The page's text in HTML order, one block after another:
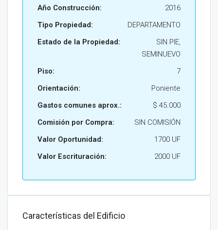
Año Construcción:
2016
Tipo Propiedad:
DEPARTAMENTO
Estado de la Propiedad:
SIN PIE,
SEMINUEVO
Piso:
7
Orientación:
Poniente
Gastos comunes aprox.:
$ 45.000
Comisión por Compra:
SIN COMISIÓN
Valor Oportunidad:
1700 UF
Valor Escrituración:
2000 UF
Características del Edificio